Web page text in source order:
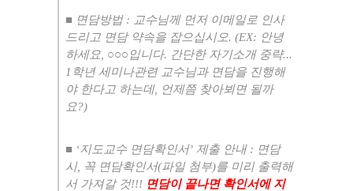
■ 면담방법: 교수님께 먼저 이메일로 인사
드리고 면담 약속을 잡으십시오. (EX: 안녕
하세요 ○○○ 입니다. 간단한 자기소개 중략...
1 학년 세미나관련 교수님과 면담을 진행해
야 한다고 하는데,
언제쯤 찾아뵈면 될까
요?)
■ ‘지도교수 면담확인서’ 제출 안내: 면담
시, 꼭 면담확인서(파일 첨부)를 미리 출력해
서 가져갈 것!!! 면담이 끝나면 확인서에 지